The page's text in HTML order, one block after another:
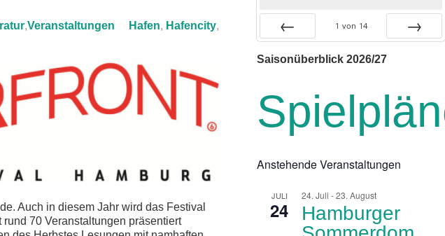
,Veranstaltungen Hafen, Hafencity,
Auch in diesem Jahr wird das Festival
70 Veranstaltungen präsentiert
1 von 14
Saisonüberblick 2026/27
Anstehende Veranstaltungen
JULI
24
24. Juli -23. August
Hamburger